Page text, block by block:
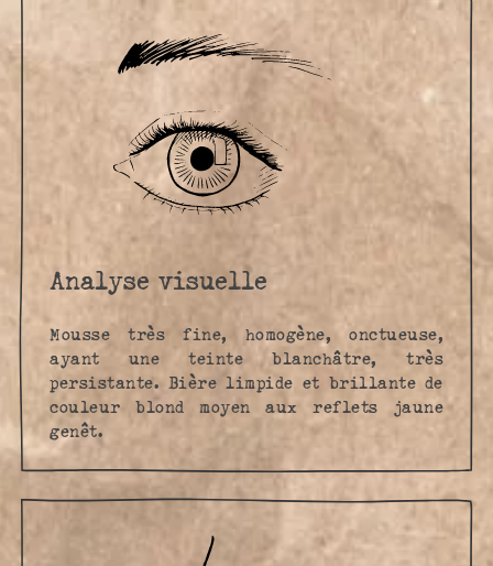
Analyse visuelle
Mousse très fine, homogène, onctueuse,
ayant une teinte blanchâtre, très
persistante. Bière limpide et brillante de
couleur blond moyen aux reflets jaune
genêt.